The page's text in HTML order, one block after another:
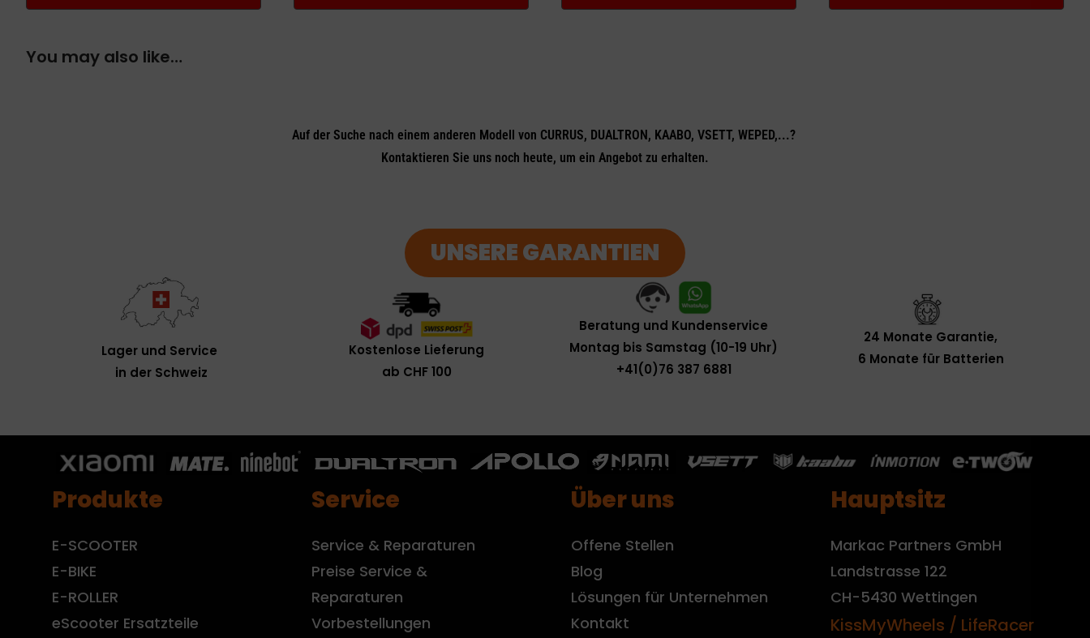
You may also like…
Auf der Suche nach einem anderen Modell von CURRUS, DUALTRON, KAABO, VSETT, WEPED,...?
Kontaktieren Sie uns noch heute, um ein Angebot zu erhalten.
UNSERE GARANTIEN
Lager und Service
in der Schweiz
Kostenlose Lieferung
ab CHF 100
Beratung und Kundenservice
Montag bis Samstag (10-19 Uhr)
+41(0)76 387 6881
24 Monate Garantie,
6 Monate für Batterien
Produkte
E-SCOOTER
E-BIKE
E-ROLLER
eScooter Ersatzteile
Service
Service & Reparaturen
Preise Service &
Reparaturen
Vorbestellungen
Über uns
Offene Stellen
Blog
Lösungen für Unternehmen
Kontakt
Hauptsitz
Markac Partners GmbH
Landstrasse 122
CH-5430 Wettingen
KissMyWheels / LifeRacer